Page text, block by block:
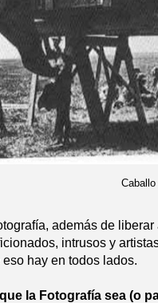
además de
intrusos y
eso hay en todos lados.
la Fotografía sea (o